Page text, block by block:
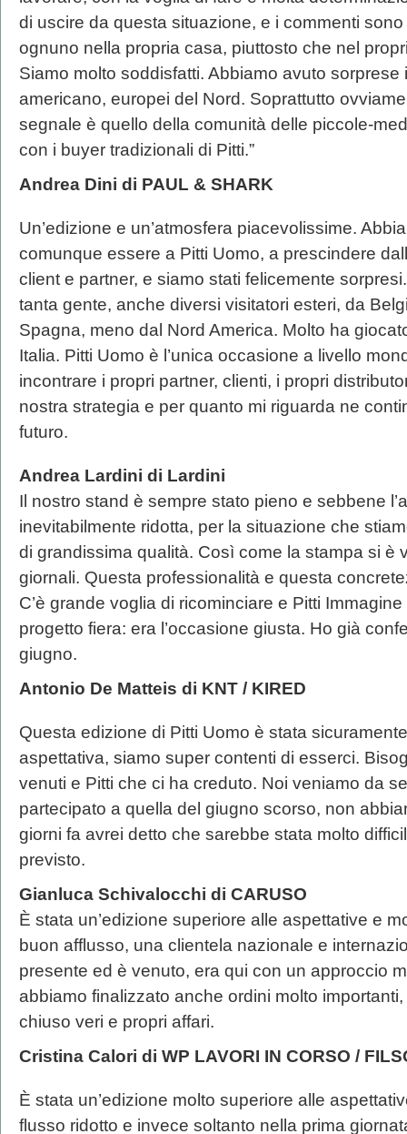
di uscire da questa situazione, e i commenti
ognuno nella propria casa, piuttosto che nel
Siamo molto soddisfatti. Abbiamo avuto
americano, europei del Nord. Soprattutto
segnale è quello della comunità delle piccole-
con i buyer tradizionali di Pitti.”
Andrea Dini di PAUL & SHARK
Un’edizione e un’atmosfera piacevolissime.
comunque essere a Pitti Uomo, a prescindere
client e partner, e siamo stati felicemente
tanta gente, anche diversi visitatori esteri, da
Spagna, meno dal Nord America. Molto ha
Italia. Pitti Uomo è l’unica occasione a livello
incontrare i propri partner, clienti, i propri
nostra strategia e per quanto mi riguarda ne
futuro.
Andrea Lardini di Lardini
Il nostro stand è sempre stato pieno e sebbene
inevitabilmente ridotta, per la situazione che
di grandissima qualità. Così come la stampa si è
giornali. Questa professionalità e questa
C’è grande voglia di ricominciare e Pitti
progetto fiera: era l’occasione giusta. Ho già
giugno.
Antonio De Matteis di KNT / KIRED
Questa edizione di Pitti Uomo è stata
aspettativa, siamo super contenti di esserci.
venuti e Pitti che ci ha creduto. Noi veniamo da
partecipato a quella del giugno scorso, non
giorni fa avrei detto che sarebbe stata molto
previsto.
Gianluca Schivalocchi di CARUSO
È stata un’edizione superiore alle aspettative e
buon afflusso, una clientela nazionale e
presente ed è venuto, era qui con un approccio
abbiamo finalizzato anche ordini molto
chiuso veri e propri affari.
Cristina Calori di WP LAVORI IN CORSO /
È stata un’edizione molto superiore alle
flusso ridotto e invece soltanto nella prima